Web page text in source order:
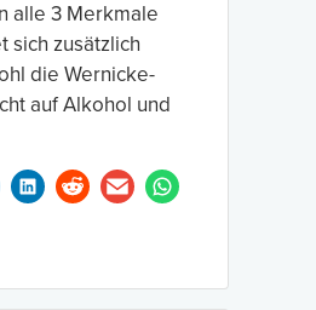
alle 3 Merkmale
sich zusätzlich
die Wernicke-
auf Alkohol und